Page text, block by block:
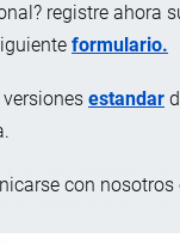
registre ahora
formulario.
estandar
con nosotros